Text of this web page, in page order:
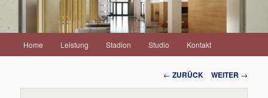
Zum
Home Leistung Stadion Studio Kontakt
Beitrags-
Navigation
← ZURÜCK WEITER →